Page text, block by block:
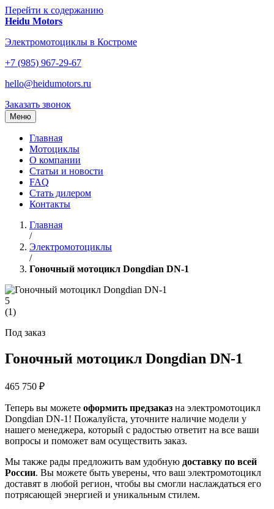
Перейти к содержанию
Heidu Motors
Электромотоциклы в Костроме
+7 (985) 967-29-67
hello@heidumotors.ru
Заказать звонок
Меню
Главная
Мотоциклы
О компании
Статьи и новости
FAQ
Стать дилером
Контакты
Главная
/
Электромотоциклы
/
Гоночный мотоцикл Dongdian DN-1
5
(1)
Под заказ
Гоночный мотоцикл Dongdian DN-1
465 750 ₽
Теперь вы можете оформить предзаказ на электромотоцикл
Dongdian DN-1! Пожалуйста, уточните наличие модели у
нашего менеджера, который с радостью ответит на все ваши
вопросы и поможет вам осуществить заказ.
Мы также рады предложить вам удобную доставку по всей
России. Вы можете быть уверены, что ваш электромотоцикл
доставят в любой регион, чтобы вы смогли наслаждаться его
потрясающей энергией и уникальным стилем.